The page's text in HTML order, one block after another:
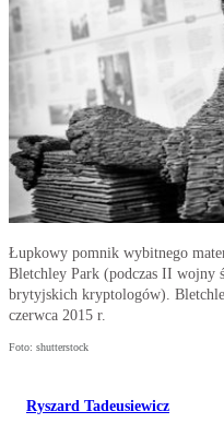
Łupkowy pomnik wybitnego
Bletchley Park (podczas II wojny
brytyjskich kryptologów).
czerwca 2015 r.
Foto: shutterstock
Ryszard Tadeusiewicz